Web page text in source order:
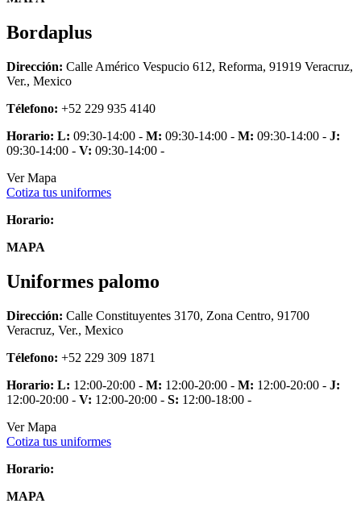
Bordaplus
Dirección: Calle Américo Vespucio 612, Reforma, 91919 Veracruz,
Ver., Mexico
Télefono: +52 229 935 4140
Horario: L: 09:30-14:00 - M: 09:30-14:00 - M: 09:30-14:00 - J:
09:30-14:00 - V: 09:30-14:00 -
Ver Mapa
Cotiza tus uniformes
Horario:
MAPA
Uniformes palomo
Dirección: Calle Constituyentes 3170, Zona Centro, 91700
Veracruz, Ver., Mexico
Télefono: +52 229 309 1871
Horario: L: 12:00-20:00 - M: 12:00-20:00 - M: 12:00-20:00 - J:
12:00-20:00 - V: 12:00-20:00 - S: 12:00-18:00 -
Ver Mapa
Cotiza tus uniformes
Horario:
MAPA